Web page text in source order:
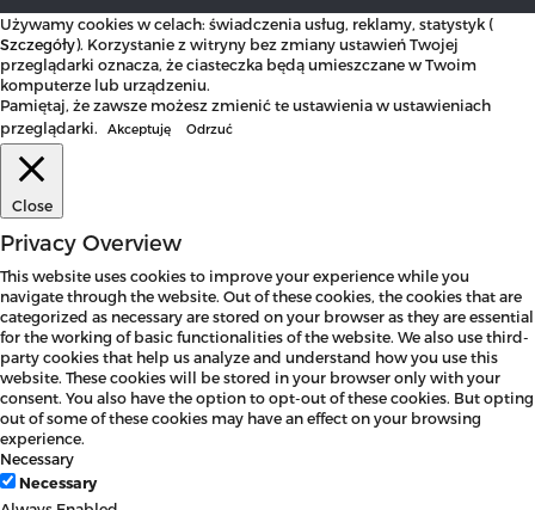
Używamy cookies w celach: świadczenia usług, reklamy, statystyk (
Szczegóły). Korzystanie z witryny bez zmiany ustawień Twojej
przeglądarki oznacza, że ciasteczka będą umieszczane w Twoim
komputerze lub urządzeniu.
Pamiętaj, że zawsze możesz zmienić te ustawienia w ustawieniach
przeglądarki.
Akceptuję Odrzuć
Close
Privacy Overview
This website uses cookies to improve your experience while you
navigate through the website. Out of these cookies, the cookies that are
categorized as necessary are stored on your browser as they are essential
for the working of basic functionalities of the website. We also use third-
party cookies that help us analyze and understand how you use this
website. These cookies will be stored in your browser only with your
consent. You also have the option to opt-out of these cookies. But opting
out of some of these cookies may have an effect on your browsing
experience.
Necessary
Necessary